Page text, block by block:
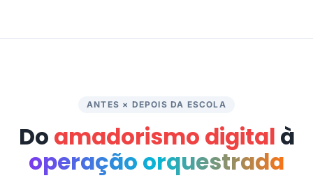
ANTES × DEPOIS DA ESCOLA
Do amadorismo digital à
operação orquestrada